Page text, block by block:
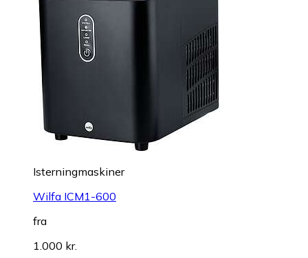
Isterningmaskiner
Wilfa ICM1-600
fra
1.000 kr.